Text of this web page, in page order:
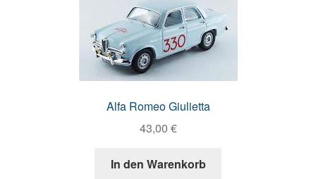
Alfa Romeo Giulietta
43,00 €
In den Warenkorb